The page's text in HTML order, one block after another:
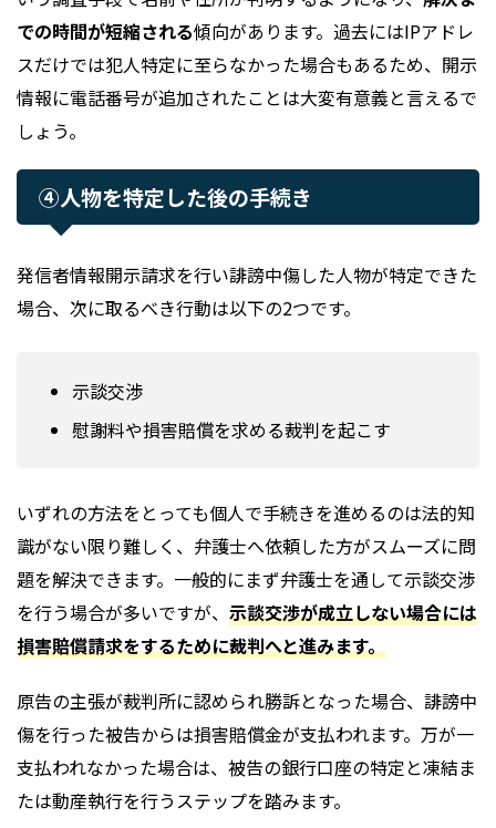
での時間が短縮される傾向があります。過去にはIPアドレ
スだけでは犯人特定に至らなかった場合もあるため、開示
情報に電話番号が追加されたことは大変有意義と言えるで
しょう。
④人物を特定した後の手続き
発信者情報開示請求を行い誹謗中傷した人物が特定できた
場合、次に取るべき行動は以下の2つです。
示談交渉
慰謝料や損害賠償を求める裁判を起こす
いずれの方法をとっても個人で手続きを進めるのは法的知
識がない限り難しく、弁護士へ依頼した方がスムーズに問
題を解決できます。一般的にまず弁護士を通して示談交渉
を行う場合が多いですが、 示談交渉が成立しない場合には
損害賠償請求をするために裁判へと進みます。
原告の主張が裁判所に認められ勝訴となった場合、誹謗中
傷を行った被告からは損害賠償金が支払われます。万が一
支払われなかった場合は、被告の銀行口座の特定と凍結ま
たは動産執行を行うステップを踏みます。